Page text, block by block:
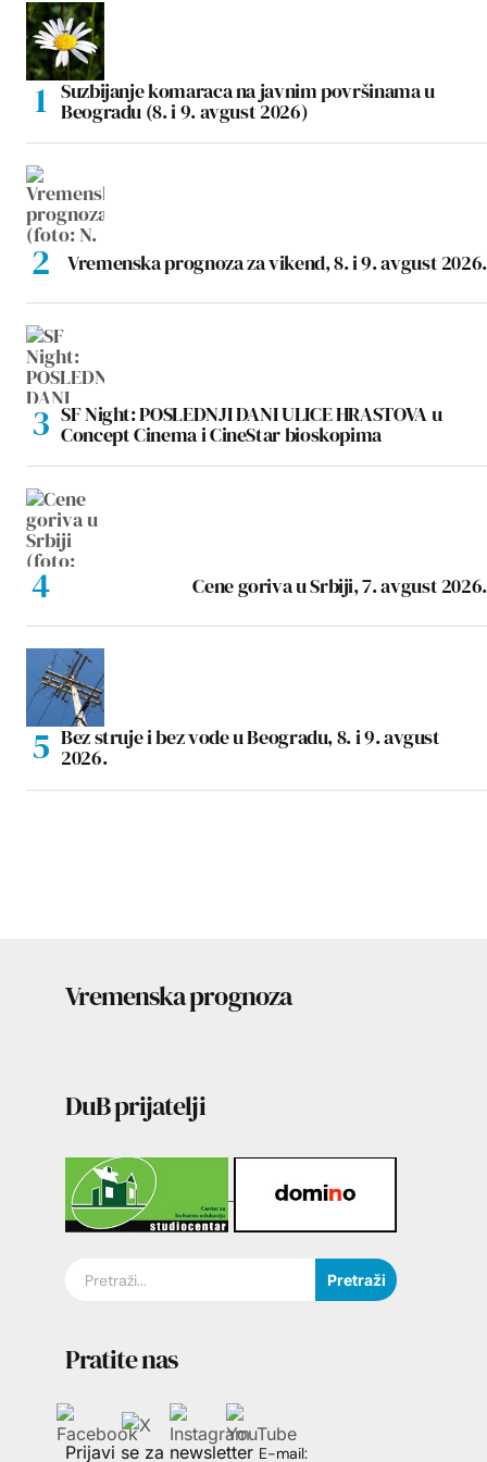
Suzbijanje komaraca na javnim površinama u
Beogradu (8. i 9. avgust 2026)
Vremenska prognoza za vikend, 8. i 9. avgust 2026.
SF Night: POSLEDNJI DANI ULICE HRASTOVA u
Concept Cinema i CineStar bioskopima
Cene goriva u Srbiji, 7. avgust 2026.
Bez struje i bez vode u Beogradu, 8. i 9. avgust
2026.
Vremenska prognoza
DuB prijatelji
Pretraži
Pratite nas
Prijavi se za newsletter E-mail: